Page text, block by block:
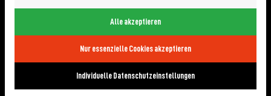
MERCH
Alle akzeptieren
Nur essenzielle Cookies akzeptieren
Individuelle Datenschutzeinstellungen